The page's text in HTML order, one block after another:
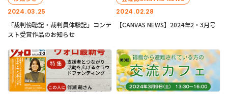
2024.03.25
「裁判傍聴記・裁判員体験記」コンテ
スト受賞作品のお知らせ
2024.02.28
【CANVAS NEWS】2024年2・3月号